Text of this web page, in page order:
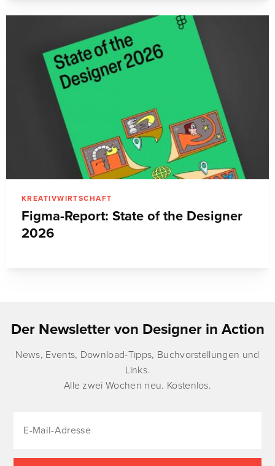
KREATIVWIRTSCHAFT
Figma-Report: State of the Designer
2026
Der Newsletter von Designer in Action
News, Events, Download-Tipps, Buchvorstellungen und
Links.
Alle zwei Wochen neu. Kostenlos.